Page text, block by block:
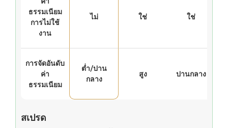
ธรรมเนียม
การไม่ใช้
งาน
ไม่ ใช่ ใช่
การจัดอันดับ
ค่า
ธรรมเนียม
ต่ำ/ปาน
กลาง
สูง ปานกลาง
สเปรด